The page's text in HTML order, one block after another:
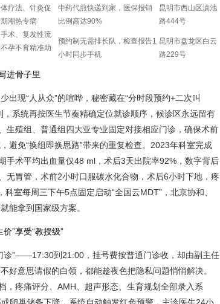
疗法、针灸促
潮热专病
中药代煎快递到家，医保报销
比例高达90%
昆明市西山区滇池
路444号
术、复发性流
孕不育精准助
预约制无需排长队，检查报告1
小时同步手机
昆明市盘龙区白云
路229号
进骨子里
现“人从众”的喧哗，秘密藏在“分时段预约+二次叫
系统再按医生节奏精确定位就诊顺序，候诊区永远留有
殖组、普通组四大亚专业固定对接相应门诊，确保术前
避免“换组即换思路”带来的重复检查。2023年科室完成
手术平均出血量仅48 ml，术后3天出院率92%，数字背后
无胃管，术前2小时口服碳水化合物，术后6小时下地，疼
室每周三下午5点固定启动“全国云MDT”，北京协和、
能拿到国家级方案。
”享受“教授级”
诊”——17:30到21:00，挂号费按普通门诊收，却由副主任
好意思请假的白领，都能趁夜色把隐私问题悄悄解决。
，疼痛评分、AMH、超声形态、生育规划全部录入系